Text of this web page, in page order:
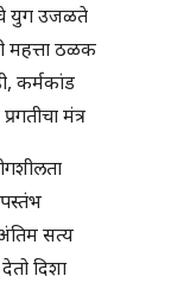
युग उजळते
महत्ता ठळक
कर्मकांड
मंत्र
अंतिम सत्य
दिशा